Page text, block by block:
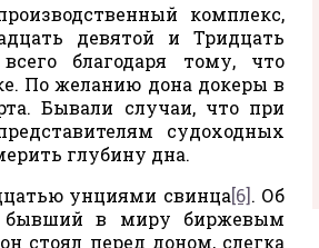
комплекс,
девятой и Тридцать
благодаря тому, что
По желанию дона докеры в
Бывали случаи, что при
судоходных
глубину дна.
унциями свинца[6]. Об
бывший в миру биржевым
стоял перед доном, слегка